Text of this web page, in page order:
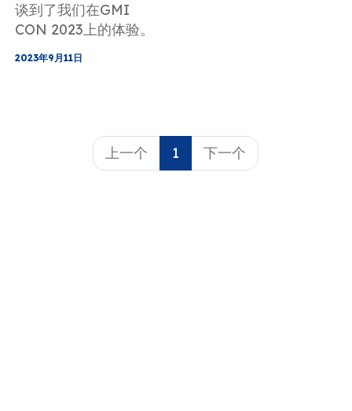
谈到了我们在GMI
CON 2023上的体验。
2023年9月11日
上一个 1 下一个